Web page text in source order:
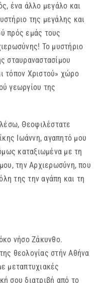
ένα άλλο μεγάλο και
της μεγάλης και
πρός εμάς τους
Το μυστήριο
σταυραναστασίμου
τόπον Χριστού» χώρο
γεωργίου της
Θεοφιλέστατε
Ιωάννη, αγαπητό μου
καταξιωμένα με τη
την Αρχιερωσύνη, που
της την αγάπη και τη
νήσο Ζάκυνθο.
θεολογίας στήν Αθήνα
μεταπτυχιακές
σου διατριβή από το